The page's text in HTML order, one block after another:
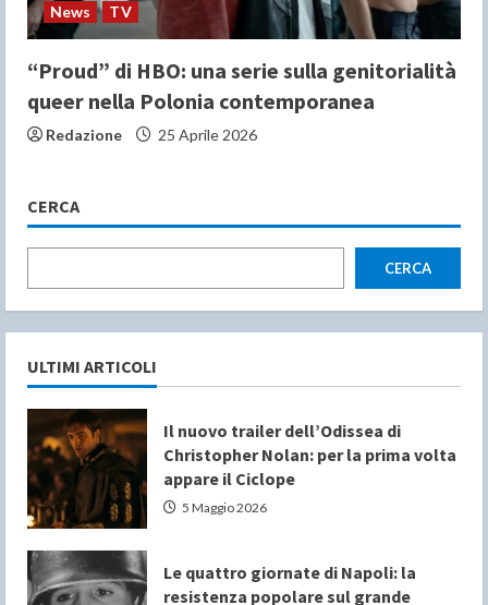
News TV
“Proud” di HBO: una serie sulla genitorialità
queer nella Polonia contemporanea
Redazione 25 Aprile 2026
CERCA
CERCA
ULTIMI ARTICOLI
Il nuovo trailer dell’Odissea di
Christopher Nolan: per la prima volta
appare il Ciclope
5 Maggio 2026
Le quattro giornate di Napoli: la
resistenza popolare sul grande